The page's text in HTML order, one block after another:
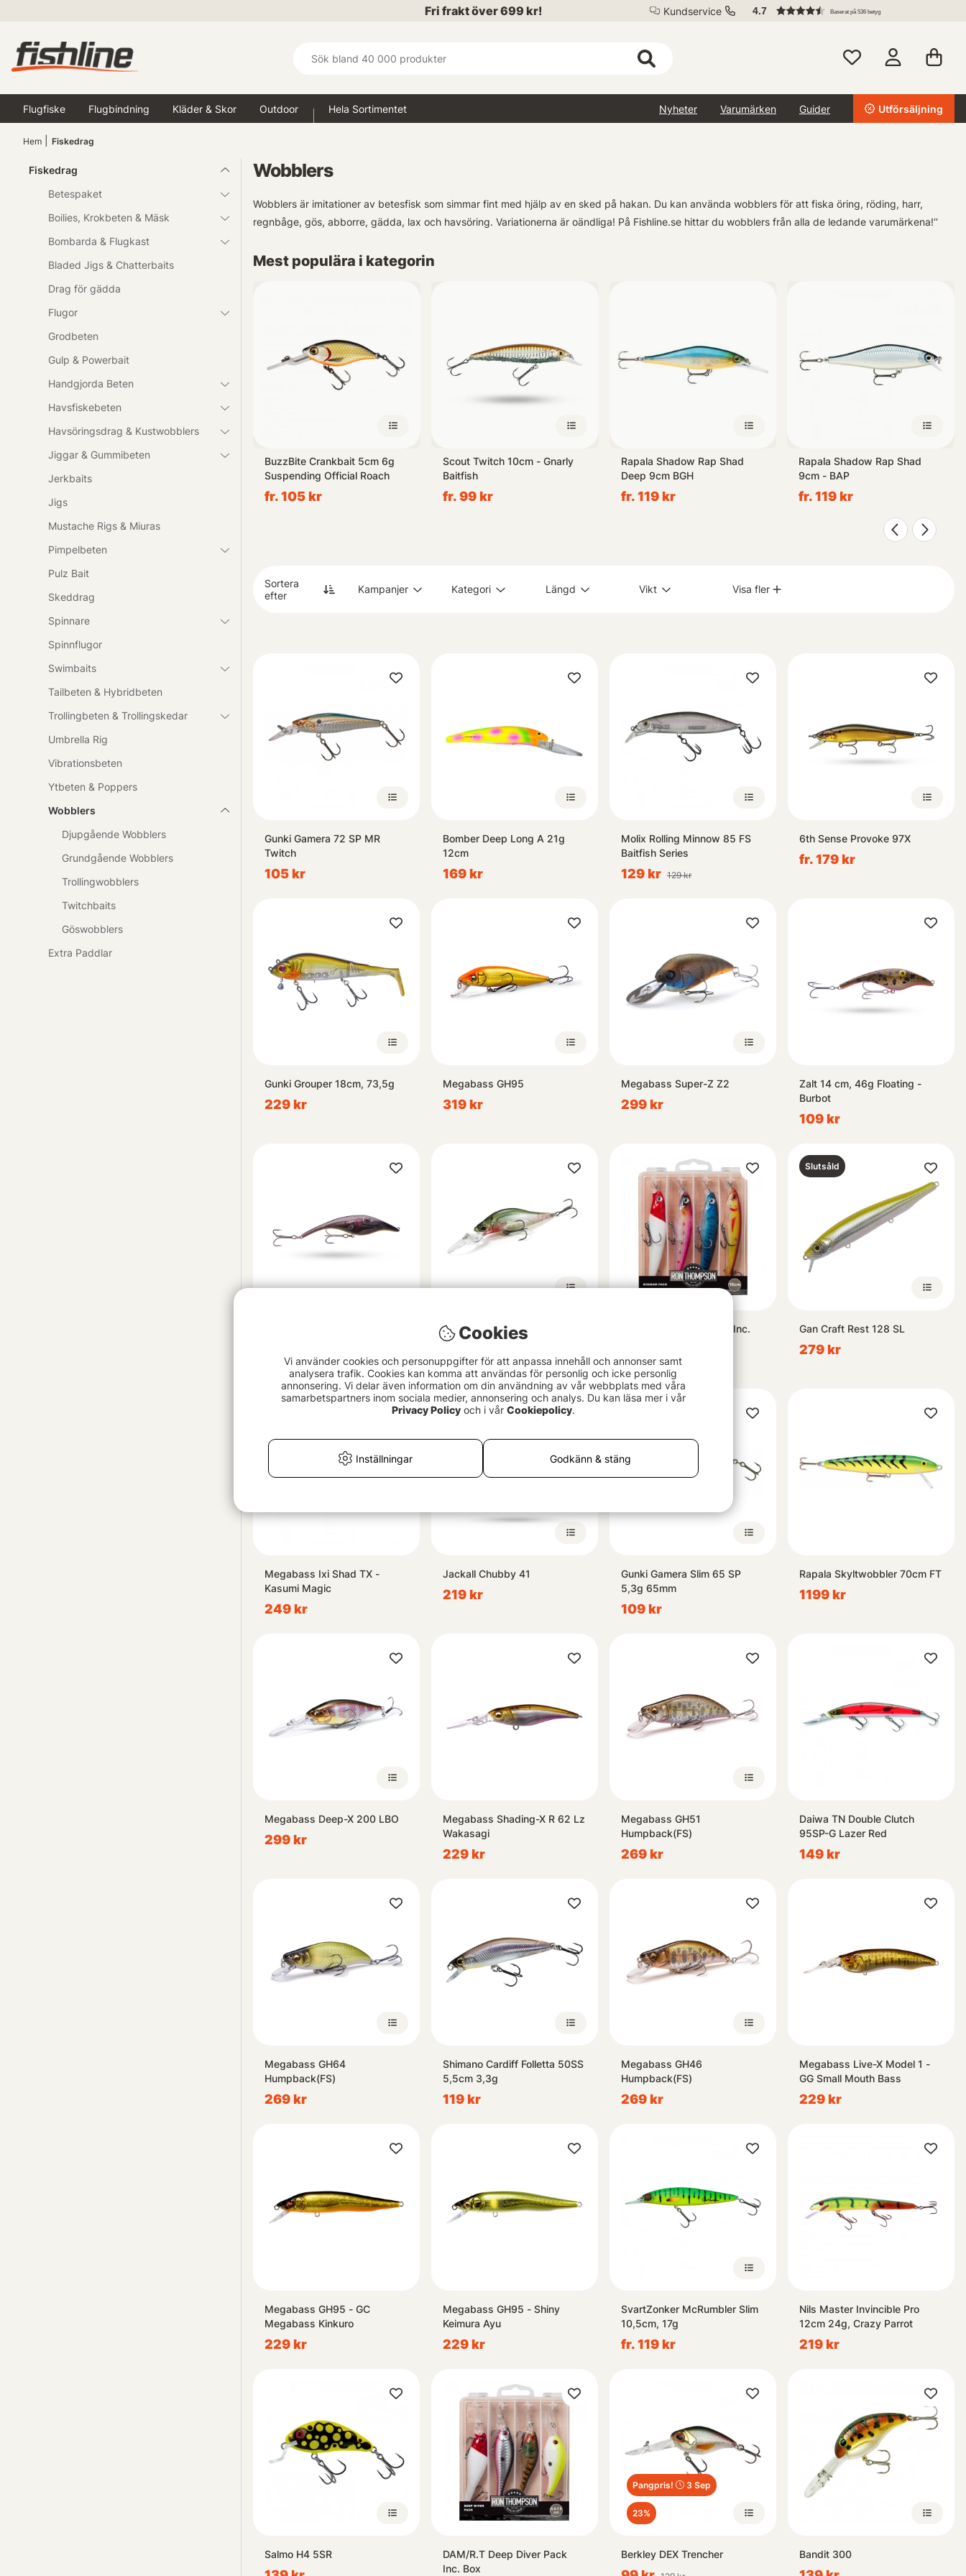
Fri frakt över 699 kr! Kundservice 4.7 Baserat på 536 betyg
Flugfiske Flugbindning Kläder & Skor Outdoor Hela Sortimentet Nyheter Varumärken Guider Utförsäljning
Hem Fiskedrag
Fiskedrag
Betespaket
Boilies, Krokbeten & Mäsk
Bombarda & Flugkast
Bladed Jigs & Chatterbaits
Drag för gädda
Flugor
Grodbeten
Gulp & Powerbait
Handgjorda Beten
Havsfiskebeten
Havsöringsdrag & Kustwobblers
Jiggar & Gummibeten
Jerkbaits
Jigs
Mustache Rigs & Miuras
Pimpelbeten
Pulz Bait
Skeddrag
Spinnare
Spinnflugor
Swimbaits
Tailbeten & Hybridbeten
Trollingbeten & Trollingskedar
Umbrella Rig
Vibrationsbeten
Ytbeten & Poppers
Wobblers
Djupgående Wobblers
Grundgående Wobblers
Trollingwobblers
Twitchbaits
Göswobblers
Extra Paddlar
Wobblers
Wobblers är imitationer av betesfisk som simmar fint med hjälp av en sked på hakan. Du kan använda wobblers för att fiska öring, röding, harr,
regnbåge, gös, abborre, gädda, lax och havsöring. Variationerna är oändliga! På Fishline.se hittar du wobblers från alla de ledande varumärkena!‘‘
Mest populära i kategorin
Intriger, Susp, 10,5cm, 15,7g -
Acid Herring
BuzzBite Crankbait 5cm 6g
Suspending Official Roach
fr. 105 kr
Scout Twitch 10cm - Gnarly
Baitfish
fr. 99 kr
Rapala Shadow Rap Shad
Deep 9cm BGH
fr. 119 kr
Rapala Shadow Rap Shad
9cm - BAP
fr. 119 kr
Sortera
efter
Kampanjer Kategori Längd Vikt Visa fler
Gunki Gamera 72 SP MR
Twitch
105 kr
Bomber Deep Long A 21g
12cm
169 kr
Molix Rolling Minnow 85 FS
Baitfish Series
129 kr 129 kr
6th Sense Provoke 97X
fr. 179 kr
Gunki Grouper 18cm, 73,5g
229 kr
Megabass GH95
319 kr
Megabass Super-Z Z2
299 kr
Zalt 14 cm, 46g Floating -
Burbot
109 kr
109 kr
DUO Realis Rozante Shad
63MR
199 kr
DAM/R.T Minnow Pack Inc.
125 kr
Slutsåld
Gan Craft Rest 128 SL
279 kr
Megabass Ixi Shad TX -
Kasumi Magic
249 kr
Jackall Chubby 41
219 kr
Gunki Gamera Slim 65 SP
5,3g 65mm
109 kr
Rapala Skyltwobbler 70cm FT
1199 kr
Megabass Deep-X 200 LBO
299 kr
Megabass Shading-X R 62 Lz
Wakasagi
229 kr
Megabass GH51
Humpback(FS)
269 kr
Daiwa TN Double Clutch
95SP-G Lazer Red
149 kr
Megabass GH64
Humpback(FS)
269 kr
Shimano Cardiff Folletta 50SS
5,5cm 3,3g
119 kr
Megabass GH46
Humpback(FS)
269 kr
Megabass Live-X Model 1 -
GG Small Mouth Bass
229 kr
Megabass GH95 - GC
Megabass Kinkuro
229 kr
Megabass GH95 - Shiny
Keimura Ayu
229 kr
SvartZonker McRumbler Slim
10,5cm, 17g
fr. 119 kr
Nils Master Invincible Pro
12cm 24g, Crazy Parrot
219 kr
Salmo H4 5SR
DAM/R.T Deep Diver Pack
Inc. Box
Pangpris! 3 Sep
23%
Berkley DEX Trencher Bandit 300
Cookies
Vi använder cookies och personuppgifter för att anpassa innehåll och annonser samt
analysera trafik. Cookies kan komma att användas för personlig och icke personlig
annonsering. Vi delar även information om din användning av vår webbplats med våra
samarbetspartners inom sociala medier, annonsering och analys. Du kan läsa mer i vår
Privacy Policyoch i vår Cookiepolicy.
Inställningar Godkänn & stäng